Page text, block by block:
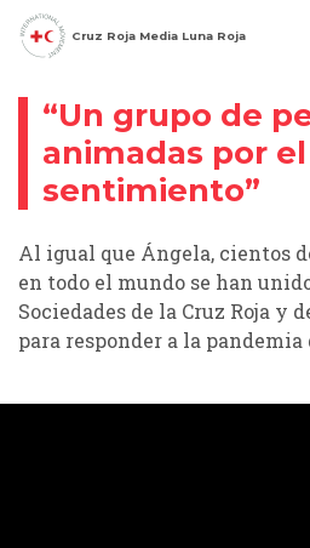
Cruz Roja Media Luna Roja
Videohistoria
“Un grupo de
animadas por
sentimiento”
Al igual que Ángela, cientos
en todo el mundo se han
Sociedades de la Cruz Roja y
para responder a la pandemia